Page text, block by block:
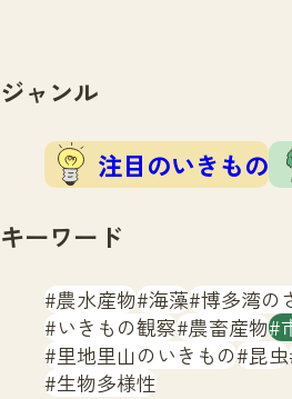
ジャンル
注目のいきもの
キーワード
農水産物 海藻 博多湾の
いきもの観察 農畜産物
里地里山のいきもの 昆虫
生物多様性